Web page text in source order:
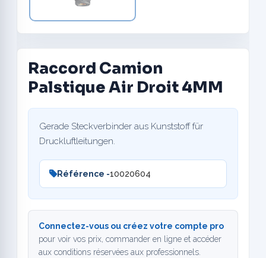
Raccord Camion
Palstique Air Droit 4MM
Gerade Steckverbinder aus Kunststoff für
Druckluftleitungen.
Référence -10020604
Connectez-vous ou créez votre compte pro
pour voir vos prix, commander en ligne et accéder
aux conditions réservées aux professionnels.